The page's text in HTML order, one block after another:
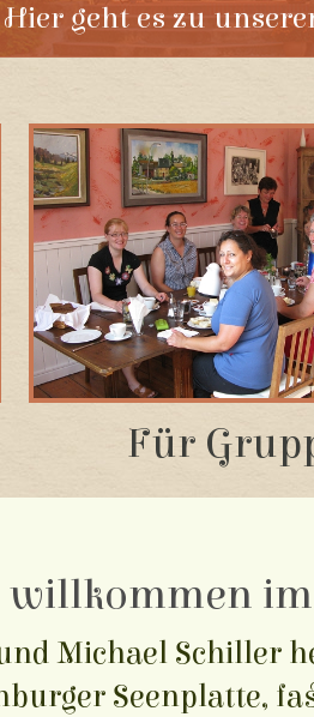
Hier geht es zu
Für
Michael Schiller
Seenplatte,